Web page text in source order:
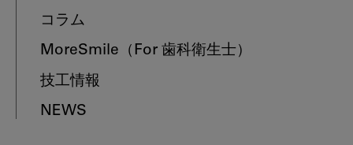
コラム
MoreSmile （For 歯科衛生士）
技工情報
NEWS